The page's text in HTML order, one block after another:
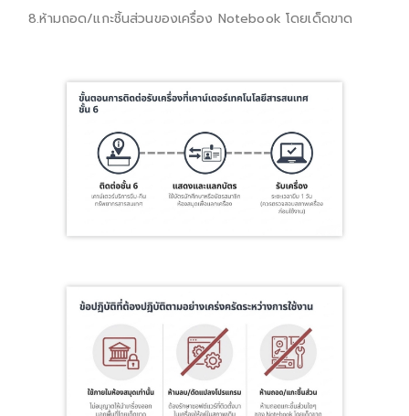
8.ห้ามถอด/แกะชิ้นส่วนของเครื่อง Notebook โดยเด็ดขาด